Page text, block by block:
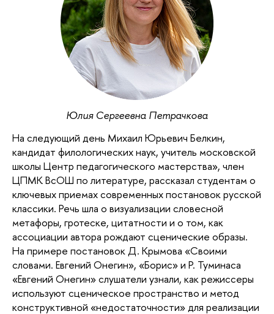
Юлия Сергеевна Петрачкова
На следующий день Михаил Юрьевич Белкин,
кандидат филологических наук, учитель московской
школы Центр педагогического мастерства», член
ЦПМК ВсОШ по литературе, рассказал студентам о
ключевых приемах современных постановок русской
классики. Речь шла о визуализации словесной
метафоры, гротеске, цитатности и о том, как
ассоциации автора рождают сценические образы.
На примере постановок Д. Крымова «Своими
словами. Евгений Онегин», «Борис» и Р. Туминаса
«Евгений Онегин» слушатели узнали, как режиссеры
используют сценическое пространство и метод
конструктивной «недостаточности» для реализации